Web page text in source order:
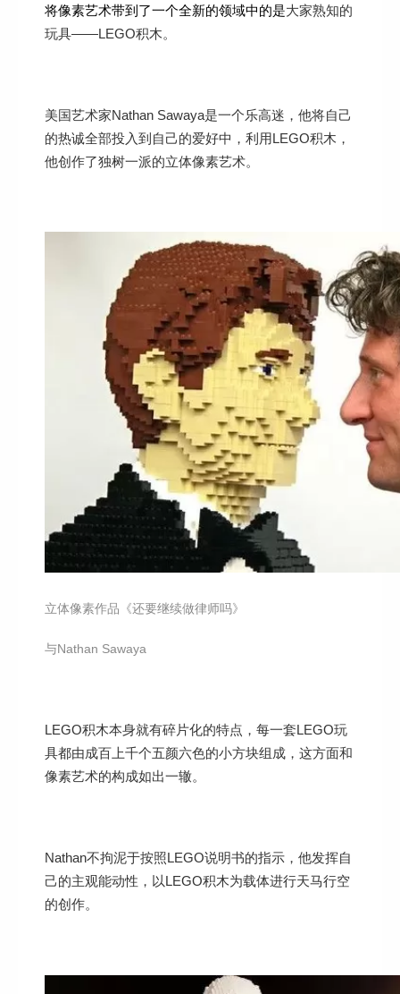
将像素艺术带到了一个全新的领域中的是大家熟知的
玩具——LEGO积木。
美国艺术家Nathan Sawaya是一个乐高迷，他将自己
的热诚全部投入到自己的爱好中，利用LEGO积木，
他创作了独树一派的立体像素艺术。
立体像素作品《还要继续做律师吗》
与Nathan Sawaya
LEGO积木本身就有碎片化的特点，每一套LEGO玩
具都由成百上千个五颜六色的小方块组成，这方面和
像素艺术的构成如出一辙。
Nathan不拘泥于按照LEGO说明书的指示，他发挥自
己的主观能动性，以LEGO积木为载体进行天马行空
的创作。